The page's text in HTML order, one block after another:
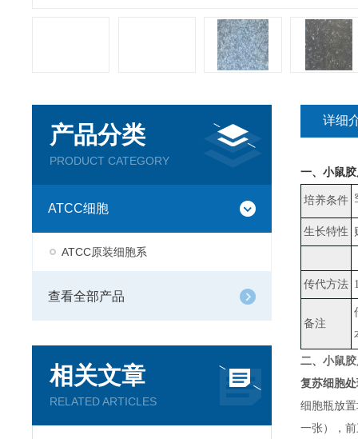
产品分类
PRODUCT CATEGORY
ATCC细胞
ATCC原装细胞系
查看全部产品
相关文章
RELATED ARTICLES
详细
一、 小鼠
培养条件
生长特性
传代方法
备注
二、 小鼠
复苏细胞
细胞瓶放
一张）
，